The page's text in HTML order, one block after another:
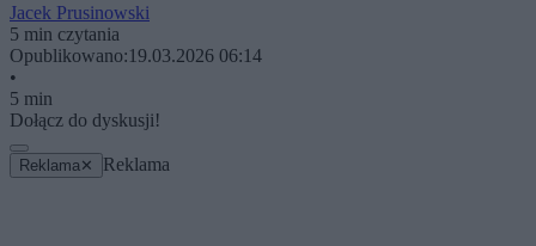
Jacek Prusinowski
5 min czytania
Opublikowano:19.03.2026 06:14
•
5 min
Dołącz do dyskusji!
Reklama ✕ Reklama